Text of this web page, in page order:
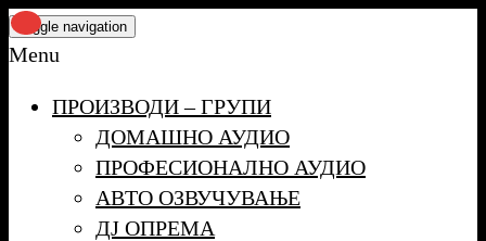
Skip
to
content
Toggle navigation
Menu
ПРОИЗВОДИ – ГРУПИ
ДОМАШНО АУДИО
ПРОФЕСИОНАЛНО АУДИО
АВТО ОЗВУЧУВАЊЕ
ДЈ ОПРЕМА